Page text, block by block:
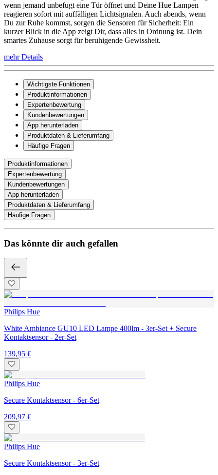
wenn jemand unbefugt eine Tür öffnet und Deine Hue Lampen
reagieren sofort mit auffälligen Lichtsignalen. Auch abends, wenn
Du zur Ruhe kommst, sorgen die Sensoren für Sicherheit: Ein
kurzer Blick in die App zeigt Dir, dass alles in Ordnung ist. Dein
smartes Zuhause sorgt für beruhigende Gewissheit.
mehr Details
Wichtigste Funktionen
Produktinformationen
Expertenbewertung
Kundenbewertungen
App herunterladen
Produktdaten & Lieferumfang
Häufige Fragen
Produktinformationen
Expertenbewertung
Kundenbewertungen
App herunterladen
Produktdaten & Lieferumfang
Häufige Fragen
Das könnte dir auch gefallen
Philips Hue
White Ambiance GU10 LED Lampe 400lm - 3er-Set + Secure
Kontaktsensor - 2er-Set
139,95 €
Philips Hue
Secure Kontaktsensor - 6er-Set
209,97 €
Philips Hue
Secure Kontaktsensor - 3er-Set